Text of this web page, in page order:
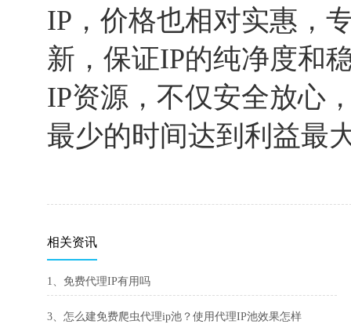
IP，价格也相对实惠，
新，保证IP的纯净度和
IP资源，不仅安全放心
最少的时间达到利益最
相关资讯
1、免费代理IP有用吗
3、怎么建免费爬虫代理ip池？使用代理IP池效果怎样